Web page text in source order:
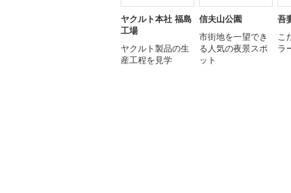
ヤクルト本社 福島
工場
ヤクルト製品の生
産工程を見学
信夫山公園
市街地を一望でき
る人気の夜景スポ
ット
吾
こ
ラ